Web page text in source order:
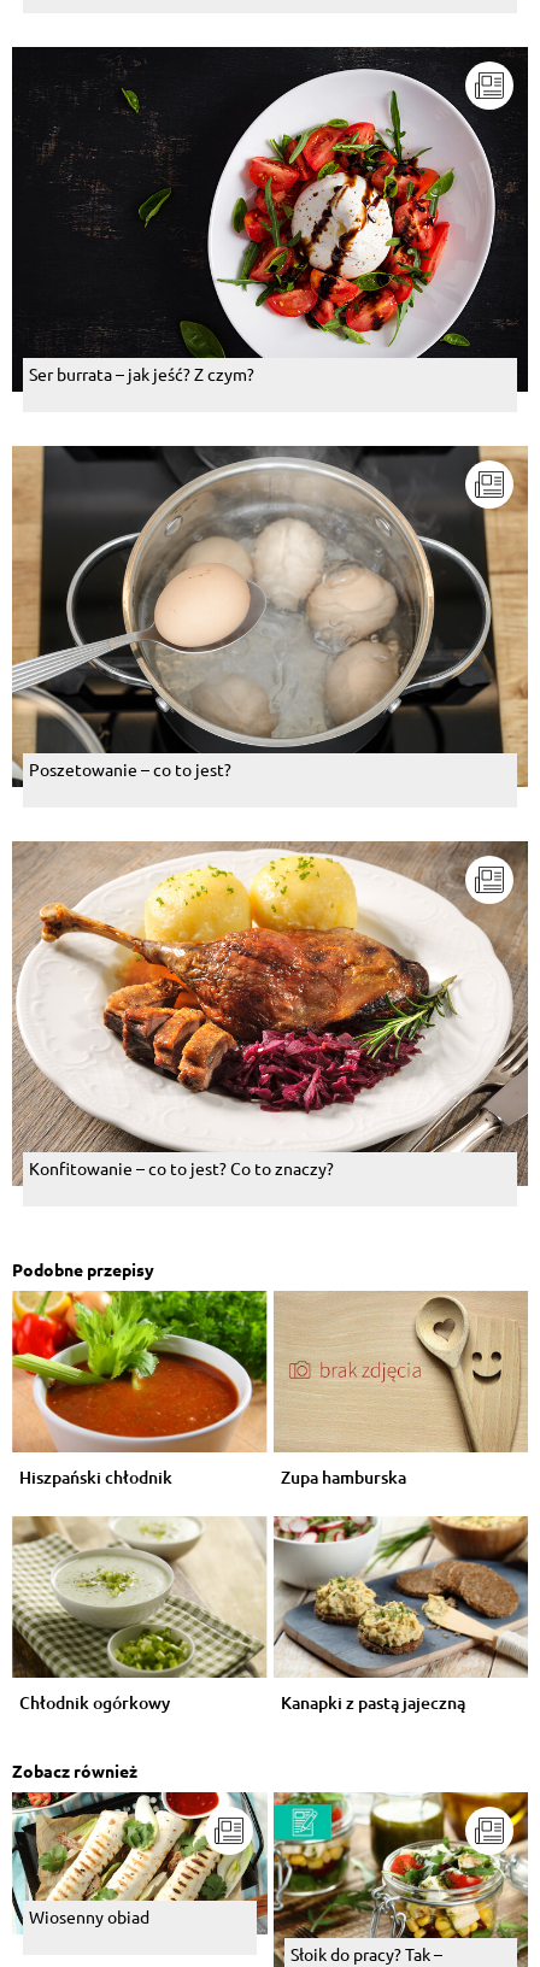
Ser burrata – jak jeść? Z czym?
Poszetowanie – co to jest?
Konfitowanie – co to jest? Co to znaczy?
Podobne przepisy
Hiszpański chłodnik Zupa hamburska
Chłodnik ogórkowy Kanapki z pastą jajeczną
Zobacz również
Wiosenny obiad
Słoik do pracy? Tak –